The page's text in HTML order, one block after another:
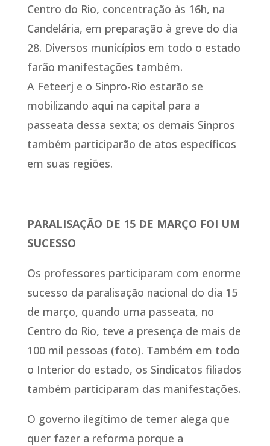
Centro do Rio, concentração às 16h, na
Candelária, em preparação à greve do dia
28. Diversos municípios em todo o estado
farão manifestações também.
A Feteerj e o Sinpro-Rio estarão se
mobilizando aqui na capital para a
passeata dessa sexta; os demais Sinpros
também participarão de atos específicos
em suas regiões.
PARALISAÇÃO DE 15 DE MARÇO FOI UM
SUCESSO
Os professores participaram com enorme
sucesso da paralisação nacional do dia 15
de março, quando uma passeata, no
Centro do Rio, teve a presença de mais de
100 mil pessoas (foto). Também em todo
o Interior do estado, os Sindicatos filiados
também participaram das manifestações.
O governo ilegítimo de temer alega que
quer fazer a reforma porque a